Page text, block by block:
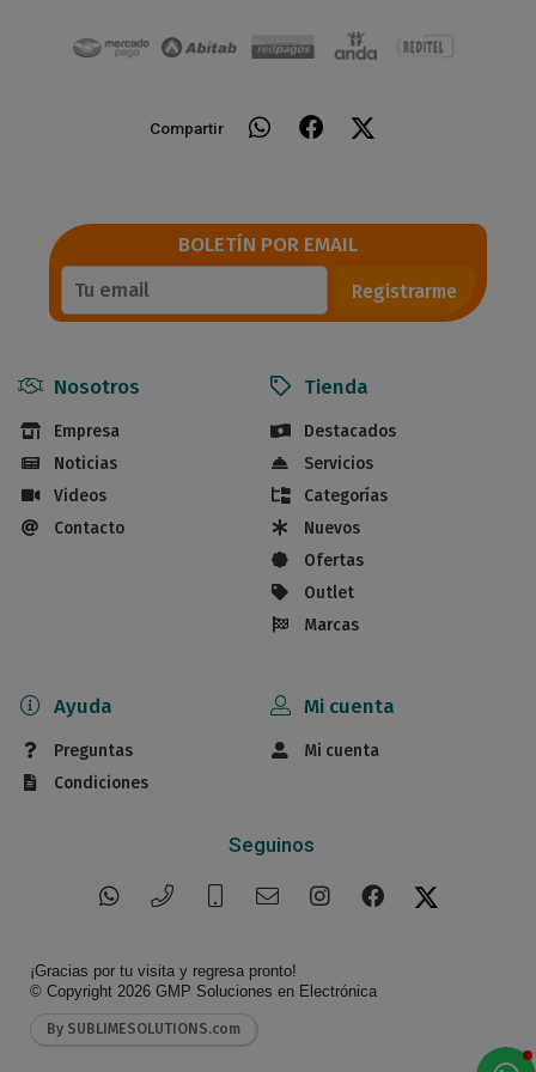
Compartir
BOLETÍN POR EMAIL
Registrarme
Nosotros
Empresa
Noticias
Videos
Contacto
Tienda
Destacados
Servicios
Categorías
Nuevos
Ofertas
Outlet
Marcas
Ayuda
Preguntas
Condiciones
Mi cuenta
Mi cuenta
Seguinos
¡Gracias por tu visita y regresa pronto!
© Copyright 2026 GMP Soluciones en Electrónica
By SUBLIMESOLUTIONS.com